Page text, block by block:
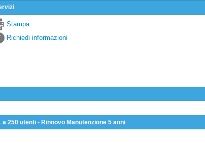
Stampa
Richiedi informazioni
250 utenti - Rinnovo Manutenzione 5 anni